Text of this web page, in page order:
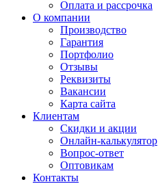
Оплата и рассрочка
О компании
Производство
Гарантия
Портфолио
Отзывы
Реквизиты
Вакансии
Карта сайта
Клиентам
Скидки и акции
Онлайн-калькулятор
Вопрос-ответ
Оптовикам
Контакты